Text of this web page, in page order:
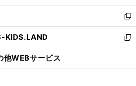
開
く
ウ
で
開
く
ン
ド
ウ
で
ウ
ィ
ン
ド
開
新
し
い
ン
KIDS.LAND
新
ウ
他WEBサービス